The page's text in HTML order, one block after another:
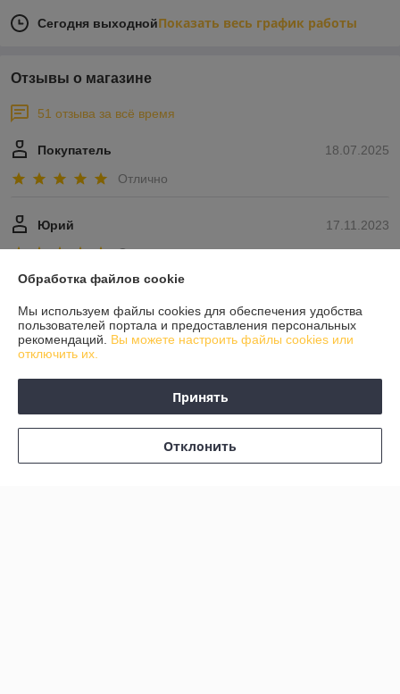
Сегодня выходнойПоказать весь график работы
Отзывы о магазине
51 отзыва за всё время
18.07.2025
Покупатель
Отлично
17.11.2023
Юрий
Отлично
Показать все отзывы
О нас
Доставка и оплата
Обработка файлов cookie
Мы используем файлы cookies для обеспечения удобства
пользователей портала и предоставления персональных
рекомендаций. Вы можете настроить файлы cookies или
отключить их.
Принять
Отклонить